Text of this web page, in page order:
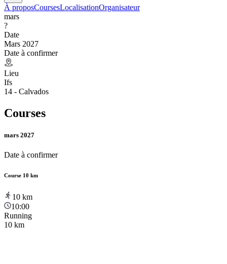
À proposCoursesLocalisationOrganisateur
mars
?
Date
Mars 2027
Date à confirmer
Lieu
Ifs
14 - Calvados
Courses
mars 2027
Date à confirmer
Course 10 km
10 km
10:00
Running
10 km